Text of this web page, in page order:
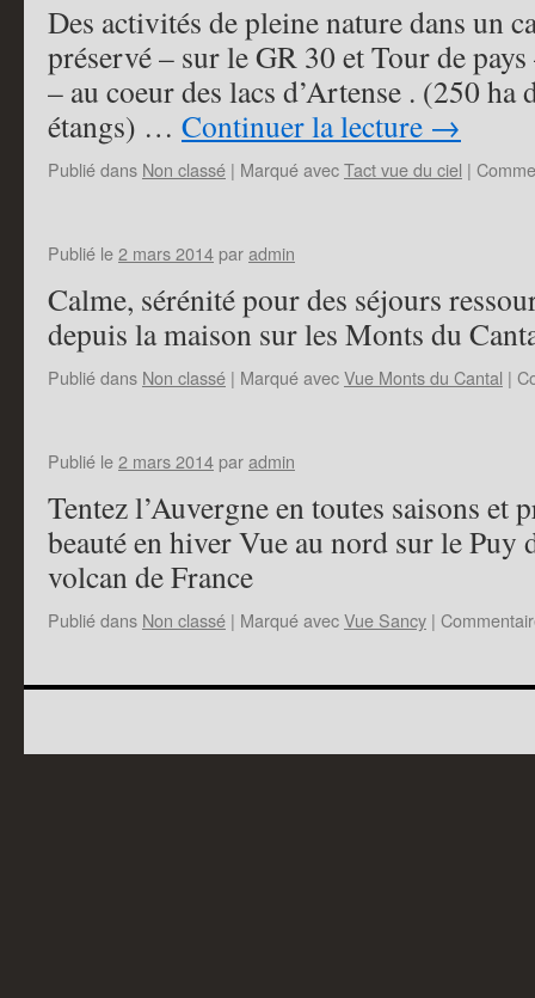
Des activités de pleine nature dans un
préservé – sur le GR 30 et Tour de
– au coeur des lacs d’Artense . (250 ha
étangs) … Continuer la lecture →
Publié dans Non classé | Marqué avecTact vue du ciel |
Publié le2 mars 2014 paradmin
Calme, sérénité pour des séjours
depuis la maison sur les Monts du
Publié dans Non classé | Marqué avecVue Monts du Cantal |
Publié le2 mars 2014 paradmin
Tentez l’Auvergne en toutes saisons et
beauté en hiver Vue au nord sur le Puy
volcan de France
Publié dans Non classé | Marqué avecVue Sancy |